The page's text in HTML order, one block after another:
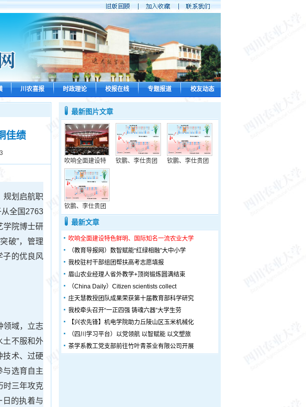
川农喜报 时政理论 校报在线 专题报道 校友动态
佳绩
规划启航职
全国2763
学院博士研
破”，管理
子的优良风
领域，立志
土不服和外
技术、过硬
与选育自主
时三年攻克
日的执着与
最新图片文章
吹响全面建设特 钦鹏、李仕贵团 钦鹏、李仕贵团
钦鹏、李仕贵团
最新文章
吹响全面建设特色鲜明、国际知名一流农业大学
（教育导报网）数智赋能“红绿相融”大中小学
我校驻村干部组团帮扶高考志愿填报
眉山农业经理人省外教学+顶岗锻炼圆满结束
（China Daily）Citizen scientists collect
庄天慧教授团队成果荣获第十届教育部科学研究
我校牵头召开“一正四强 铸魂六器”大学生劳
【兴农先锋】机电学院助力丘陵山区玉米机械化
（四川学习平台）以党领航 以智赋能 以文塑旅
茶学系教工党支部前往竹叶青茶业有限公司开展